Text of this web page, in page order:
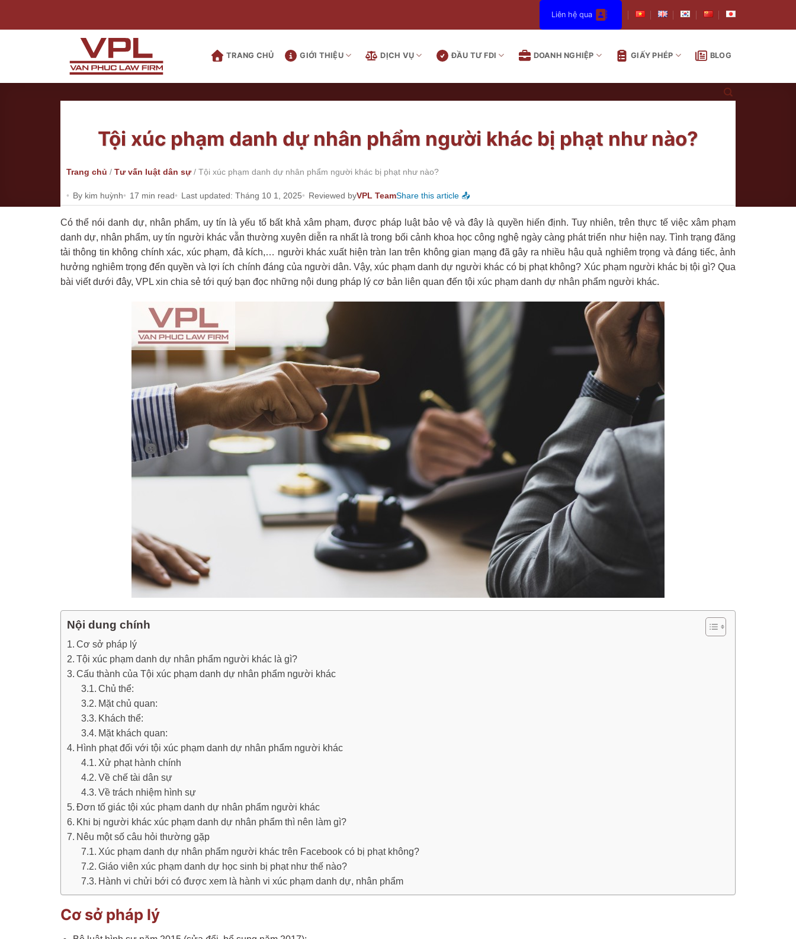
Liên hệ qua
TRANG CHỦ GIỚI THIỆU DỊCH VỤ ĐẦU TƯ FDI DOANH NGHIỆP GIẤY PHÉP BLOG
Tội xúc phạm danh dự nhân phẩm người khác bị phạt như nào?
Trang chủ / Tư vấn luật dân sự/ Tội xúc phạm danh dự nhân phẩm người khác bị phạt như nào?
By kim huỳnh 17 min read Last updated: Tháng 10 1, 2025 Reviewed byVPL TeamShare this article 📤
Có thể nói danh dự, nhân phẩm, uy tín là yếu tố bất khả xâm phạm, được pháp luật bảo vệ và đây là quyền hiến định. Tuy nhiên, trên thực tế việc xâm phạm
danh dự, nhân phẩm, uy tín người khác vẫn thường xuyên diễn ra nhất là trong bối cảnh khoa học công nghệ ngày càng phát triển như hiện nay. Tình trạng đăng
tải thông tin không chính xác, xúc phạm, đả kích,… người khác xuất hiện tràn lan trên không gian mạng đã gây ra nhiều hậu quả nghiêm trọng và đáng tiếc, ảnh
hưởng nghiêm trọng đến quyền và lợi ích chính đáng của người dân. Vậy, xúc phạm danh dự người khác có bị phạt không? Xúc phạm người khác bị tội gì? Qua
bài viết dưới đây, VPL xin chia sẻ tới quý bạn đọc những nội dung pháp lý cơ bản liên quan đến tội xúc phạm danh dự nhân phẩm người khác.
Nội dung chính
Cơ sở pháp lý
Tội xúc phạm danh dự nhân phẩm người khác là gì?
Cấu thành của Tội xúc phạm danh dự nhân phẩm người khác
Chủ thể:
Mặt chủ quan:
Khách thể:
Mặt khách quan:
Hình phạt đối với tội xúc phạm danh dự nhân phẩm người khác
Xử phạt hành chính
Về chế tài dân sự
Về trách nhiệm hình sự
Đơn tố giác tội xúc phạm danh dự nhân phẩm người khác
Khi bị người khác xúc phạm danh dự nhân phẩm thì nên làm gì?
Nêu một số câu hỏi thường gặp
Xúc phạm danh dự nhân phẩm người khác trên Facebook có bị phạt không?
Giáo viên xúc phạm danh dự học sinh bị phạt như thế nào?
Hành vi chửi bới có được xem là hành vi xúc phạm danh dự, nhân phẩm
Cơ sở pháp lý